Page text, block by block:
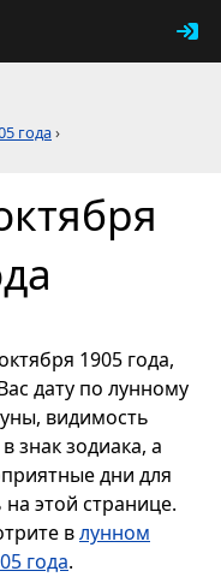
года›
1905 года,
дату по лунному
видимость
знак зодиака, а
дни для
этой странице.
влунном
года.